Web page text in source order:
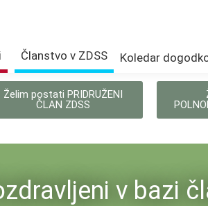
Članstvo v ZDSS Koledar
Želim postati PRIDRUŽENI
ČLAN ZDSS
v bazi